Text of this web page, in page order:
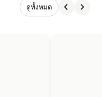
ดูทั้งหมด